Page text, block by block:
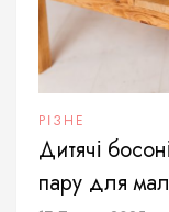
РІЗНЕ
Дитячі
пару для